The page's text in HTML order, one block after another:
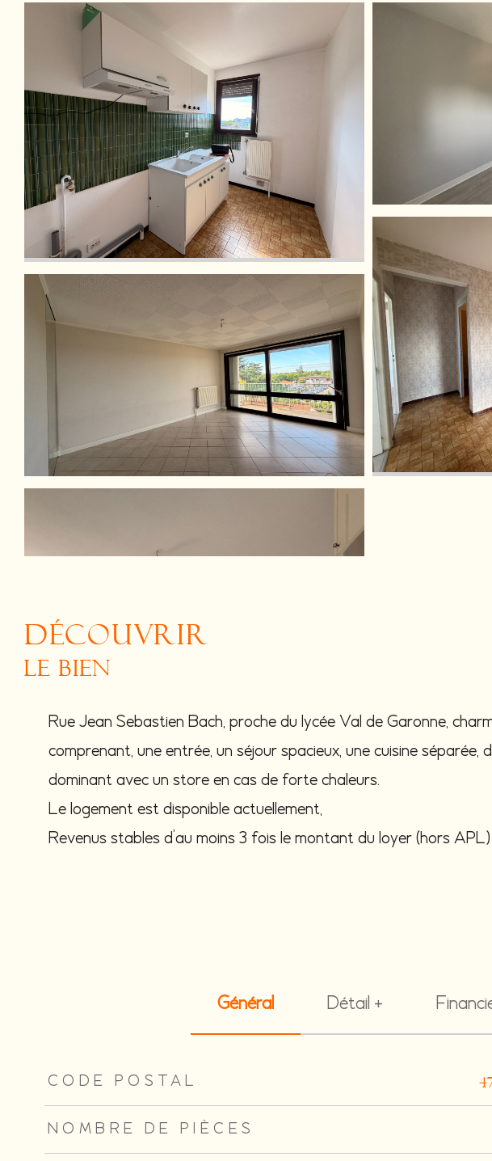
découvrir
le bien
Rue Jean Sebastien Bach, proche du lycée Val de Garonne,
comprenant, une entrée, un séjour spacieux, une cuisine
dominant avec un store en cas de forte chaleurs.
Le logement est disponible actuellement,
Revenus stables d’au moins 3 fois le montant du loyer (hors APL)
Général Détail +
TRAD_ZEPHYR_Caracteristique
CODE POSTAL
NOMBRE DE PIÈCES